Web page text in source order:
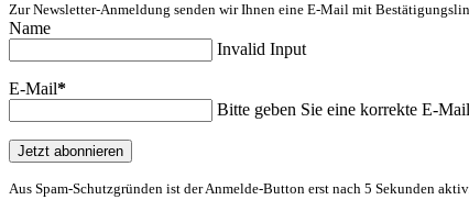
Zur Newsletter-Anmeldung senden wir Ihnen eine E-Mail mit
Name
Invalid Input
E-Mail*
Bitte geben Sie eine korrekte E-
Jetzt abonnieren
Aus Spam-Schutzgründen ist der Anmelde-Button erst nach 5 Sekunden